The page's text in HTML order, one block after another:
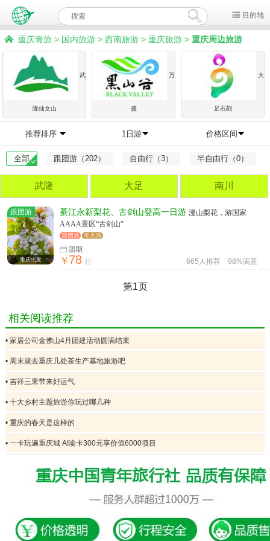
目的地
重庆青旅 > 国内旅游 > 西南旅游 > 重庆旅游 > 重庆周边旅游
武
隆仙女山
万
盛
大
足石刻
推荐排序 1日游 价格区间
全部 跟团游（202） 自由行（3） 半自由行（0）
武隆 大足 南川
跟团游
重庆出发
綦江永新梨花、古剑山登高一日游 漫山梨花，游国家
AAAA景区“古剑山”
跟团游 生态游
团期
￥78 起 665人推荐 98%满意
第1页
相关阅读推荐
• 家居公司金佛山4月团建活动圆满结束
• 周末就去重庆几处茶生产基地旅游吧
• 吉祥三果带来好运气
• 十大乡村主题旅游你玩过哪几种
• 重庆的春天是这样的
• 一卡玩遍重庆城 AI渝卡300元享价值6000项目